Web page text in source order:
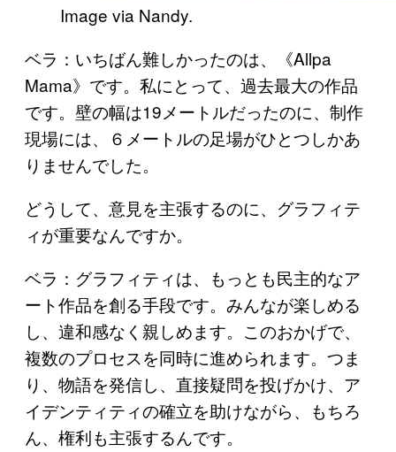
Image via Nandy.
ベラ：いちばん難しかったのは、《Allpa
Mama》です。私にとって、過去最大の作品
です。壁の幅は19メートルだったのに、制作
現場には、６メートルの足場がひとつしかあ
りませんでした。
どうして、意見を主張するのに、グラフィテ
ィが重要なんですか。
ベラ：グラフィティは、もっとも民主的なア
ート作品を創る手段です。みんなが楽しめる
し、違和感なく親しめます。このおかげで、
複数のプロセスを同時に進められます。つま
り、物語を発信し、直接疑問を投げかけ、ア
イデンティティの確立を助けながら、もちろ
ん、権利も主張するんです。